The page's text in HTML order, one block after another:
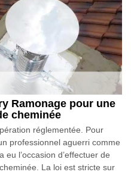
Ramonage pour une
cheminée
réglementée. Pour
professionnel aguerri comme
l’occasion d’effectuer de
La loi est stricte sur